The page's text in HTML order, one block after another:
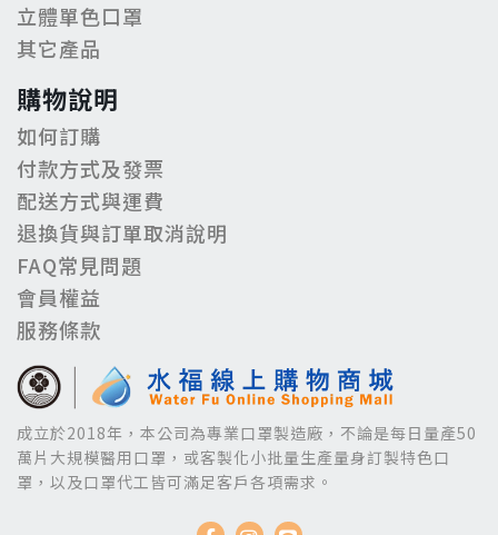
立體單色口罩
其它產品
購物說明
如何訂購
付款方式及發票
配送方式與運費
退換貨與訂單取消說明
FAQ常見問題
會員權益
服務條款
成立於2018年，本公司為專業口罩製造廠，不論是每日量產50
萬片大規模醫用口罩，或客製化小批量生產量身訂製特色口
罩，以及口罩代工皆可滿足客戶各項需求。